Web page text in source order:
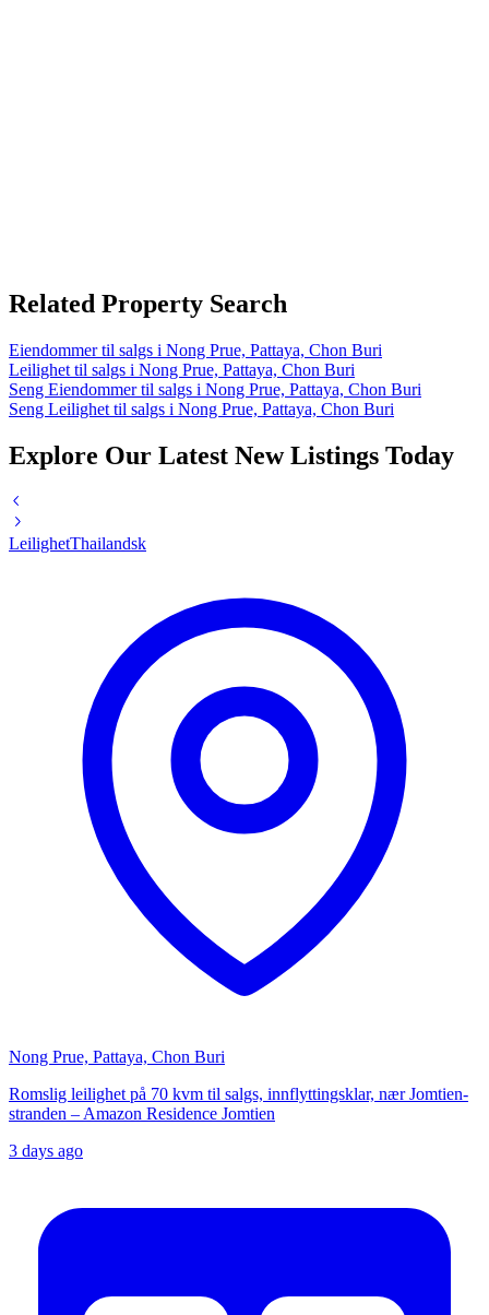
Related Property Search
Eiendommer til salgs i Nong Prue, Pattaya, Chon Buri
Leilighet til salgs i Nong Prue, Pattaya, Chon Buri
Seng Eiendommer til salgs i Nong Prue, Pattaya, Chon Buri
Seng Leilighet til salgs i Nong Prue, Pattaya, Chon Buri
Explore Our Latest New Listings Today
LeilighetThailandsk
Nong Prue, Pattaya, Chon Buri
Romslig leilighet på 70 kvm til salgs, innflyttingsklar, nær Jomtien-
stranden – Amazon Residence Jomtien
3 days ago